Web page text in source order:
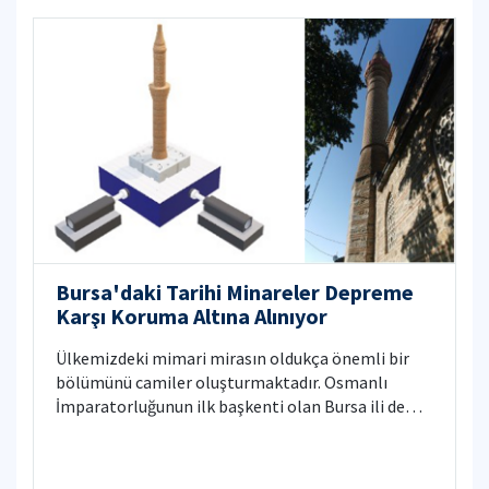
birliği ile desteklenen uluslararası proje (Proje No:
121N033) kapsamında İHA 3D lazer tarama, İHA
Fotogrametrisi ve İHA GPR teknolojilerini içeren
kapsamlı veri toplama yöntemleri ile Antarktika
Horseshoe Adasında buzulların erimesi ve adanın
topografik yapısı gözlemlenecektir.
Bursa'daki Tarihi Minareler Depreme
Karşı Koruma Altına Alınıyor
Ülkemizdeki mimari mirasın oldukça önemli bir
bölümünü camiler oluşturmaktadır. Osmanlı
İmparatorluğunun ilk başkenti olan Bursa ili de